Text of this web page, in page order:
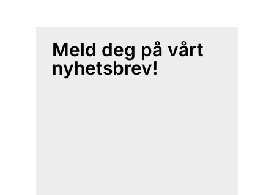
Meld deg på vårt
nyhetsbrev!